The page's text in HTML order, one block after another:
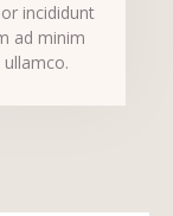
incididunt
ad minim